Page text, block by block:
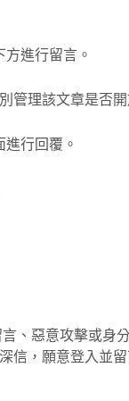
進行留言。
管理該文章是否開
行回覆。
、惡意攻擊或
信，願意登入